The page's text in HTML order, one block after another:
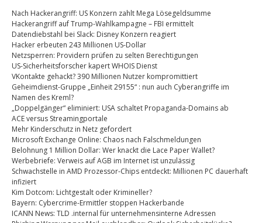
Nach Hackerangriff: US Konzern zahlt Mega Lösegeldsumme
Hackerangriff auf Trump-Wahlkampagne – FBI ermittelt
Datendiebstahl bei Slack: Disney Konzern reagiert
Hacker erbeuten 243 Millionen US-Dollar
Netzsperren: Providern prüfen zu selten Berechtigungen
US-Sicherheitsforscher kapert WHOIS Dienst
VKontakte gehackt? 390 Millionen Nutzer kompromittiert
Geheimdienst-Gruppe „Einheit 29155“ : nun auch Cyberangriffe im
Namen des Kreml?
„Doppelgänger“ eliminiert: USA schaltet Propaganda-Domains ab
ACE versus Streamingportale
Mehr Kinderschutz in Netz gefordert
Microsoft Exchange Online: Chaos nach Falschmeldungen
Belohnung 1 Million Dollar: Wer knackt die Lace Paper Wallet?
Werbebriefe: Verweis auf AGB im Internet ist unzulässig
Schwachstelle in AMD Prozessor-Chips entdeckt: Millionen PC dauerhaft
infiziert
Kim Dotcom: Lichtgestalt oder Krimineller?
Bayern: Cybercrime-Ermittler stoppen Hackerbande
ICANN News: TLD .internal für unternehmensinterne Adressen